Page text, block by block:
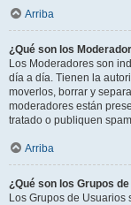
Arriba
¿Qué son los
Los Moderadores son
día a día. Tienen la
moverlos, borrar y
moderadores están
tratado o publiquen
Arriba
¿Qué son los Grupos
Los Grupos de